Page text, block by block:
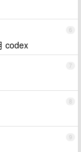
6
codex
7
8
9